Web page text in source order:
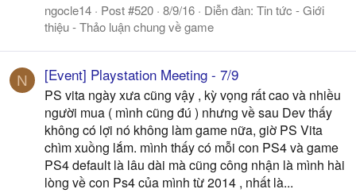
ngocle14 Post #520 8/9/16 Diễn đàn: Tin tức - Giới
thiệu - Thảo luận chung về game
N [Event] Playstation Meeting - 7/9
PS vita ngày xưa cũng vậy , kỳ vọng rất cao và nhiều
người mua ( mình cũng đú ) nhưng về sau Dev thấy
không có lợi nó không làm game nữa, giờ PS Vita
chìm xuồng lắm. mình thấy có mỗi con PS4 và game
PS4 default là lâu dài mà cũng công nhận là mình hài
lòng về con Ps4 của mình từ 2014 , nhất là...